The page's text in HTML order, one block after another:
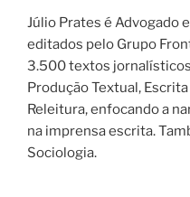
Júlio Prates é Advogado
editados pelo Grupo
3.500 textos
Produção Textual,
Releitura, enfocando a
na imprensa escrita.
Sociologia.